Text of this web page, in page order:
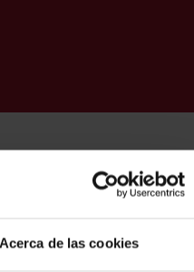
Acerca de las cookies